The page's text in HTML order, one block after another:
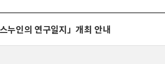
입시
학사
누인의 연구일지」개최 안내